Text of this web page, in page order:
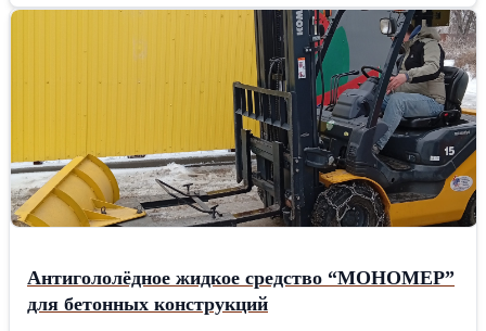
области.
Антигололёдное жидкое средство “МОНОМЕР”
для бетонных конструкций